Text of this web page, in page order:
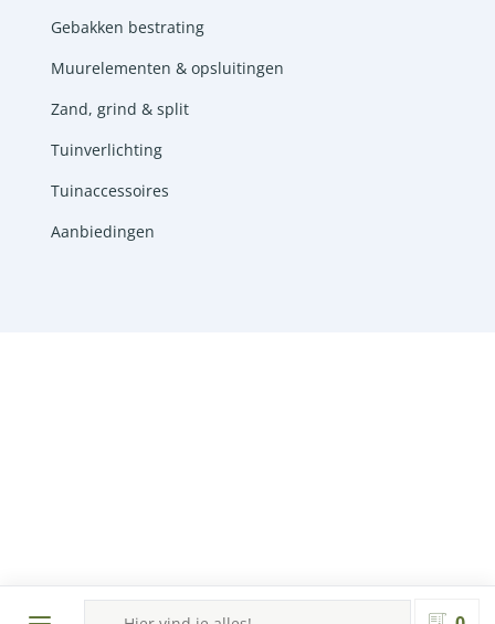
Producten
zoeken
Gebakken bestrating
Muurelementen & opsluitingen
Zand, grind & split
Tuinverlichting
Tuinaccessoires
Aanbiedingen